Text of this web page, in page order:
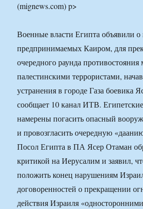
(mignews.com) p>
Военные власти Египта объявили о
предпринимаемых Каиром, для
очередного раунда
палестинскими террористами,
устранения в городе Газа боевика
сообщает 10 канал ИТВ.
намерены погасить опасный
и провозгласить очередную
Посол Египта в ПА Ясер Отаман
критикой на Иерусалим и заявил,
положить конец нарушениям
договоренностей о прекращении
действия Израиля